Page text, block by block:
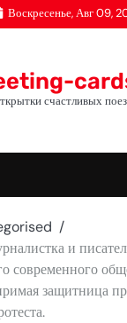
Воскресенье, Авг 09,
счастливых
и
современного
защитница